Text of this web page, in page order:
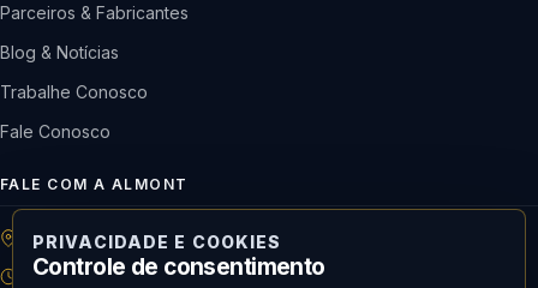
Parceiros & Fabricantes
Blog & Notícias
Trabalhe Conosco
Fale Conosco
FALE COM A ALMONT
R: Horácio de Castilho, 284 Vila Maria | São Paulo-SP
08h às 18h | Seg. a Qui. | 08h às 17h | Sex.
PRIVACIDADE E COOKIES
Controle de consentimento